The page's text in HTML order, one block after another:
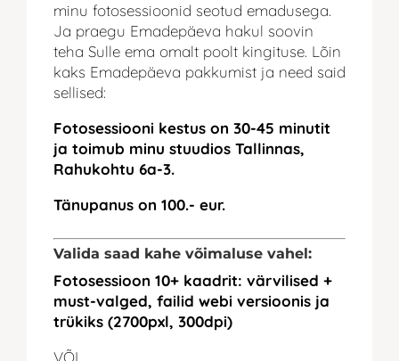
minu fotosessioonid seotud emadusega.
Ja praegu Emadepäeva hakul soovin
teha Sulle ema omalt poolt kingituse. Lõin
kaks Emadepäeva pakkumist ja need said
sellised:
Fotosessiooni kestus on 30-45 minutit
ja toimub minu stuudios Tallinnas,
Rahukohtu 6a-3.
Tänupanus on 100.- eur.
Valida saad kahe võimaluse vahel:
Fotosessioon 10+ kaadrit: värvilised +
must-valged, failid webi versioonis ja
trükiks (2700pxl, 300dpi)
VÕI